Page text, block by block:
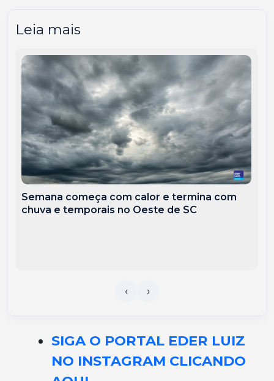
Leia mais
Semana começa com calor e termina com
chuva e temporais no Oeste de SC
SIGA O PORTAL EDER LUIZ
NO INSTAGRAM CLICANDO